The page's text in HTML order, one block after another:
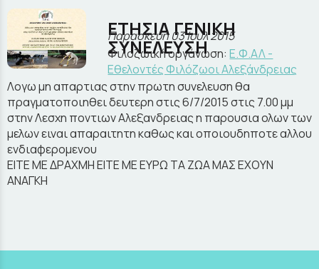
ΕΤΗΣΙΑ ΓΕΝΙΚΗ
ΣΥΝΕΛΕΥΣΗ
Παρασκευή 03 Ιουλ 2015
Φιλοζωική οργάνωση:Ε.Φ.ΑΛ -
Εθελοντές Φιλόζωοι Αλεξάνδρειας
Λογω μη απαρτιας στην πρωτη συνελευση θα
πραγματοποιηθει δευτερη στις 6/7/2015 στις 7.00 μμ
στην Λεσχη ποντιων Αλεξανδρειας η παρουσια ολων των
μελων ειναι απαραιτητη καθως και οποιουδηποτε αλλου
ενδιαφερομενου
ΕΙΤΕ ΜΕ ΔΡΑΧΜΗ ΕΙΤΕ ΜΕ ΕΥΡΩ ΤΑ ΖΩΑ ΜΑΣ ΕΧΟΥΝ
ΑΝΑΓΚΗ